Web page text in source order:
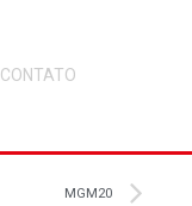
CONTATO
MGM20